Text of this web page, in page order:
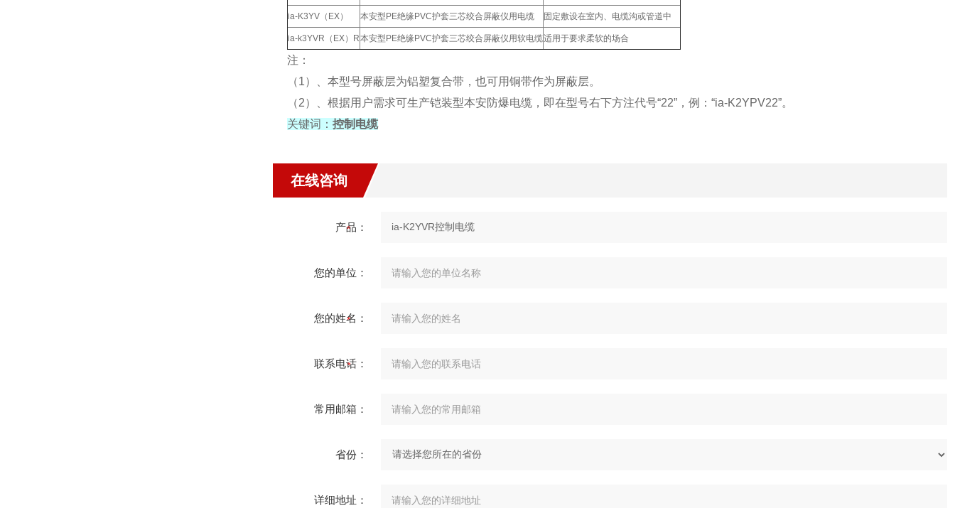
ia-K3YV（EX） 本安型PE绝缘PVC护套三芯绞合屏蔽仪用电缆 固定敷设在室内、电缆沟或管道中
ia-k3YVR（EX）R本安型PE绝缘PVC护套三芯绞合屏蔽仪用软电缆适用于要求柔软的场合
注：
（1）、本型号屏蔽层为铝塑复合带，也可用铜带作为屏蔽层。
（2）、根据用户需求可生产铠装型本安防爆电缆，即在型号右下方注代号“22”，例：“ia-K2YPV22”。
关键词： 控制电缆
在线咨询
产品：
您的单位：
您的姓名：
联系电话：
常用邮箱：
省份：
详细地址：